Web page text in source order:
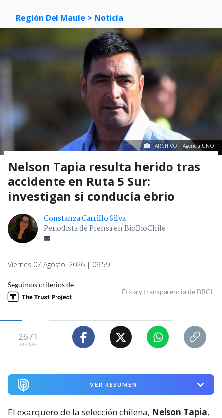
Región Del Maule > Noticia
ARCHIVO | Agencia UNO
Nelson Tapia resulta herido tras
accidente en Ruta 5 Sur:
investigan si conducía ebrio
Constanza Carrillo Silva
Periodista de Prensa en BioBioChile
Viernes 07 Agosto, 2026 | 09:59
Seguimos criterios de
Ética y transparencia de BBCL
2671
visitas
VER RESUMEN
El exarquero de la selección chilena, Nelson Tapia,